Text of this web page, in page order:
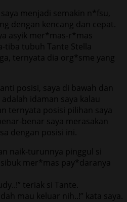
menjadi semakin n*fsu,
dengan kencang dan cepat.
asyik mer*mas-r*mas
tiba tubuh Tante Stella
ternyata dia org*sme yang
posisi, saya di bawah dan
idaman saya kalau
ternyata posisi pilihan saya
benar saya merasakan
dengan posisi ini.
naik-turunnya pinggul si
mer*mas pay*daranya
teriak si Tante.
mau keluar nih..!” kata saya.